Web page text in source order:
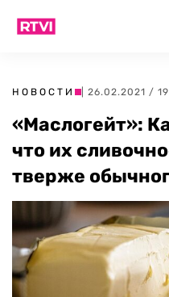
НОВОСТИ | 26.02.2021 /
«Маслогейт»:
что их
тверже